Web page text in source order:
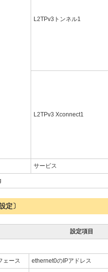
L2TPv3トンネル1
L2TPv3 Xconnect1
サービス
定〕
設定項目
ェース ethernet0のIPアドレス